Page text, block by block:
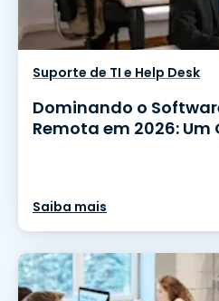
Suporte de TI e Help Desk
Dominando o
Remota em 2026:
Saiba mais